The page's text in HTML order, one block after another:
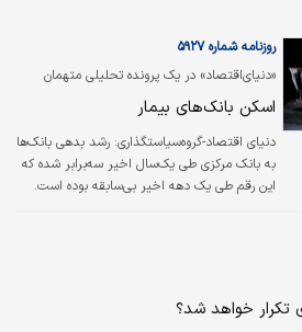
«دنیای‌اقتصاد» در یک پرونده تحلیلی متهمان
ناترازی شبکه‌بانکی را شناسایی کرد
روزنامه شماره ۵۹۲۷
اسکن بانک‌های بیمار
دنیای اقتصاد-گروه‌سیاستگذاری: رشد بدهی بانک‌ها
به بانک مرکزی طی یک‌سال اخیر سه‌برابر شده که
این رقم طی یک دهه اخیر بی‌سابقه بوده است.
شرکت‌های دولتی به حساب واحد خزانه»،
تکرار خواهد شد؟